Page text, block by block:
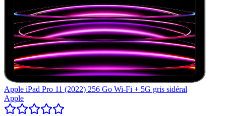
Apple iPad Pro 11 (2022) 256 Go Wi-Fi + 5G gris sidéral
Apple